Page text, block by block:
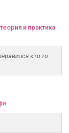
и практика
кто то